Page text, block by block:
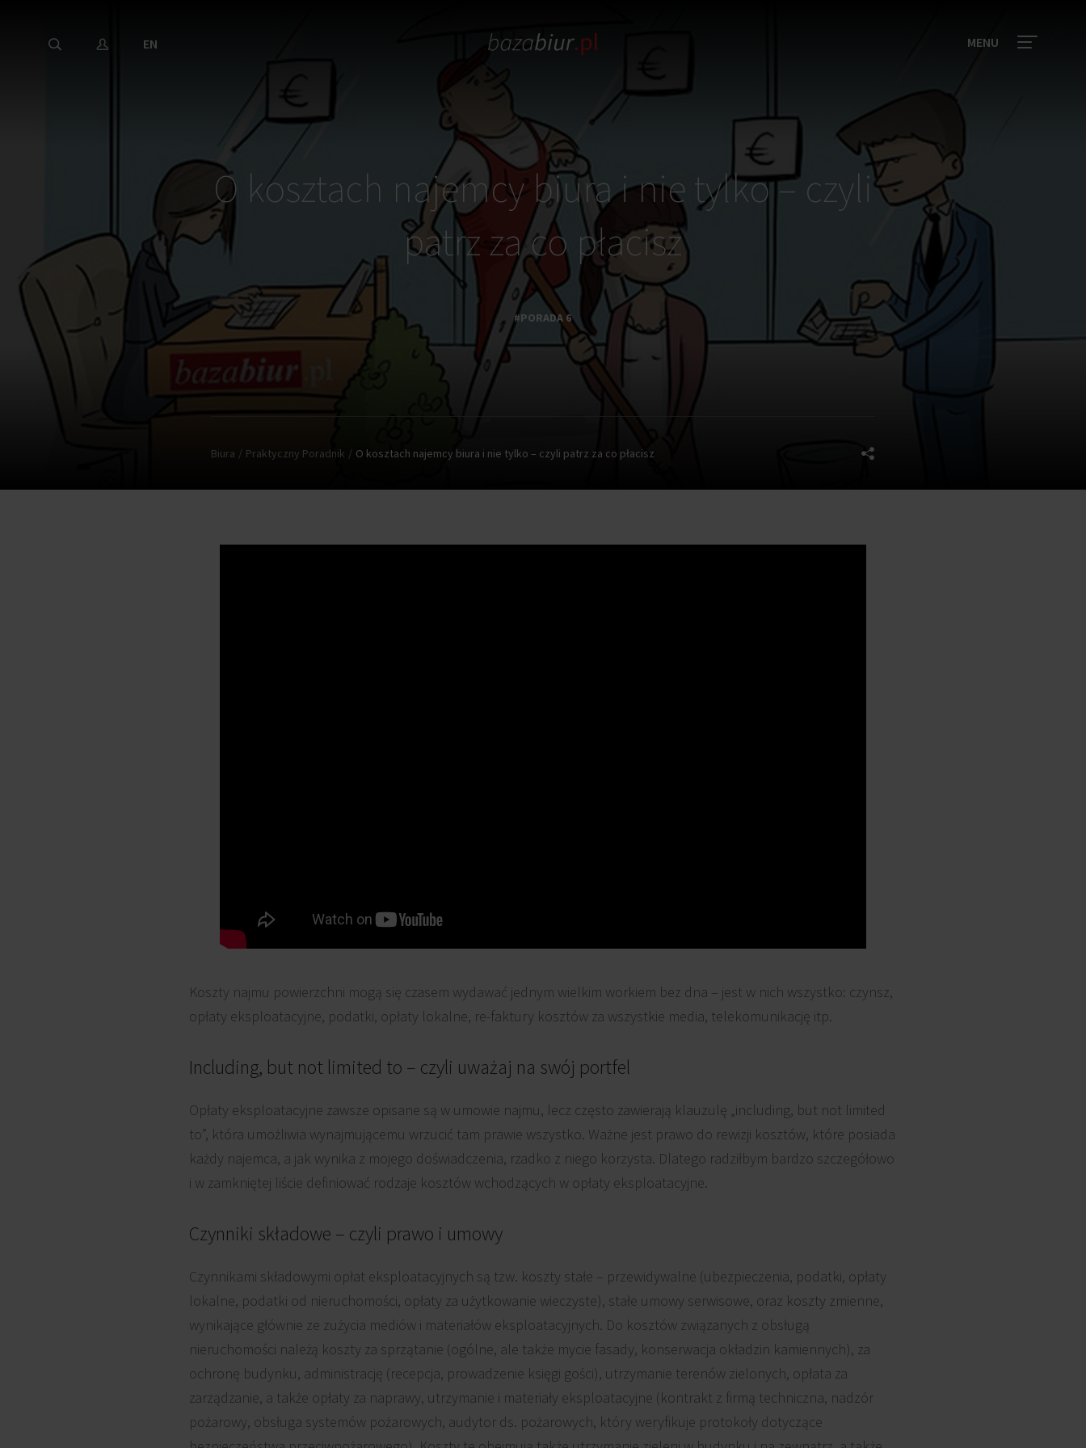
EN MENU
O kosztach najemcy biura i nie tylko – czyli
patrz za co płacisz
#PORADA 6
Biura Praktyczny Poradnik O kosztach najemcy biura i nie tylko – czyli patrz za co płacisz
Koszty najmu powierzchni mogą się czasem wydawać jednym wielkim workiem bez dna – jest w nich wszystko: czynsz,
opłaty eksploatacyjne, podatki, opłaty lokalne, re-faktury kosztów za wszystkie media, telekomunikację itp.
Including, but not limited to – czyli uważaj na swój portfel
Opłaty eksploatacyjne zawsze opisane są w umowie najmu, lecz często zawierają klauzulę „including, but not limited
to”, która umożliwia wynajmującemu wrzucić tam prawie wszystko. Ważne jest prawo do rewizji kosztów, które posiada
każdy najemca, a jak wynika z mojego doświadczenia, rzadko z niego korzysta. Dlatego radziłbym bardzo szczegółowo
i w zamkniętej liście definiować rodzaje kosztów wchodzących w opłaty eksploatacyjne.
Czynniki składowe – czyli prawo i umowy
Czynnikami składowymi opłat eksploatacyjnych są tzw. koszty stałe – przewidywalne (ubezpieczenia, podatki, opłaty
lokalne, podatki od nieruchomości, opłaty za użytkowanie wieczyste), stałe umowy serwisowe, oraz koszty zmienne,
wynikające głównie ze zużycia mediów i materiałów eksploatacyjnych. Do kosztów związanych z obsługą
nieruchomości należą koszty za sprzątanie (ogólne, ale także mycie fasady, konserwacja okładzin kamiennych), za
ochronę budynku, administrację (recepcja, prowadzenie księgi gości), utrzymanie terenów zielonych, opłata za
zarządzanie, a także opłaty za naprawy, utrzymanie i materiały eksploatacyjne (kontrakt z firmą techniczna, nadzór
pożarowy, obsługa systemów pożarowych, audytor ds. pożarowych, który weryfikuje protokoły dotyczące